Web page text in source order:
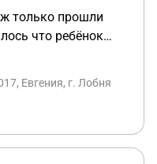
только прошли
что ребёнок
деньги себе
одеял должна
два комплекта
ребёнок один раз
говорят
Евгения, г. Лобня